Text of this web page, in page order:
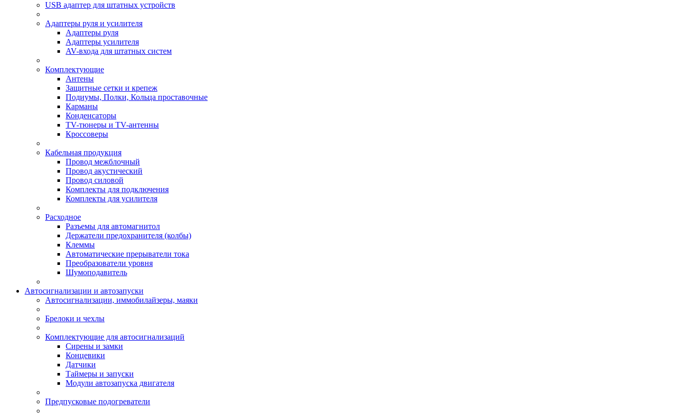
USB адаптер для штатных устройств
Адаптеры руля и усилителя
Адаптеры руля
Адаптеры усилителя
AV-входа для штатных систем
Комплектующие
Антены
Защитные сетки и крепеж
Подиумы, Полки, Кольца проставочные
Карманы
Конденсаторы
TV-тюнеры и TV-антенны
Кроссоверы
Кабельная продукция
Провод межблочный
Провод акустический
Провод силовой
Комплекты для подключения
Комплекты для усилителя
Расходное
Разъемы для автомагнитол
Держатели предохранителя (колбы)
Клеммы
Автоматические прерыватели тока
Преобразователи уровня
Шумоподавитель
Автосигнализации и автозапуски
Автосигнализации, иммобилайзеры, маяки
Брелоки и чехлы
Комплектующие для автосигнализаций
Сирены и замки
Концевики
Датчики
Таймеры и запуски
Модули автозапуска двигателя
Предпусковые подогреватели